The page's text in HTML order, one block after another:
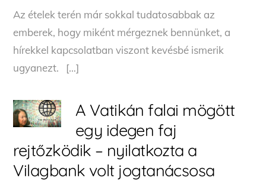
Az ételek terén már sokkal tudatosabbak az
emberek, hogy miként mérgeznek bennünket, a
hírekkel kapcsolatban viszont kevésbé ismerik
ugyanezt. […]
A Vatikán falai mögött
egy idegen faj
rejtőzködik – nyilatkozta a
Vilagbank volt jogtanácsosa